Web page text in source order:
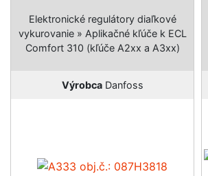
Elektronické regulátory diaľkové
vykurovanie » Aplikačné kľúče k ECL
Comfort 310 (kľúče A2xx a A3xx)
VýrobcaDanfoss